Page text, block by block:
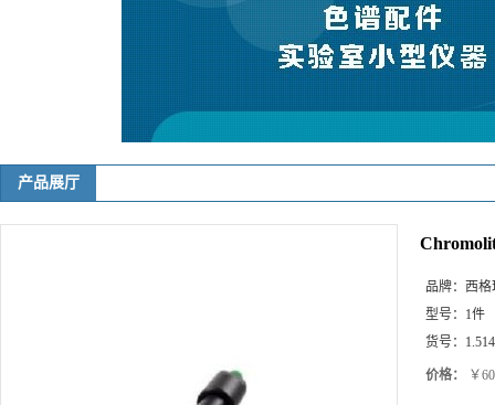
产品展厅
品牌： 西格
型号： 1件
货号：
价格： ￥